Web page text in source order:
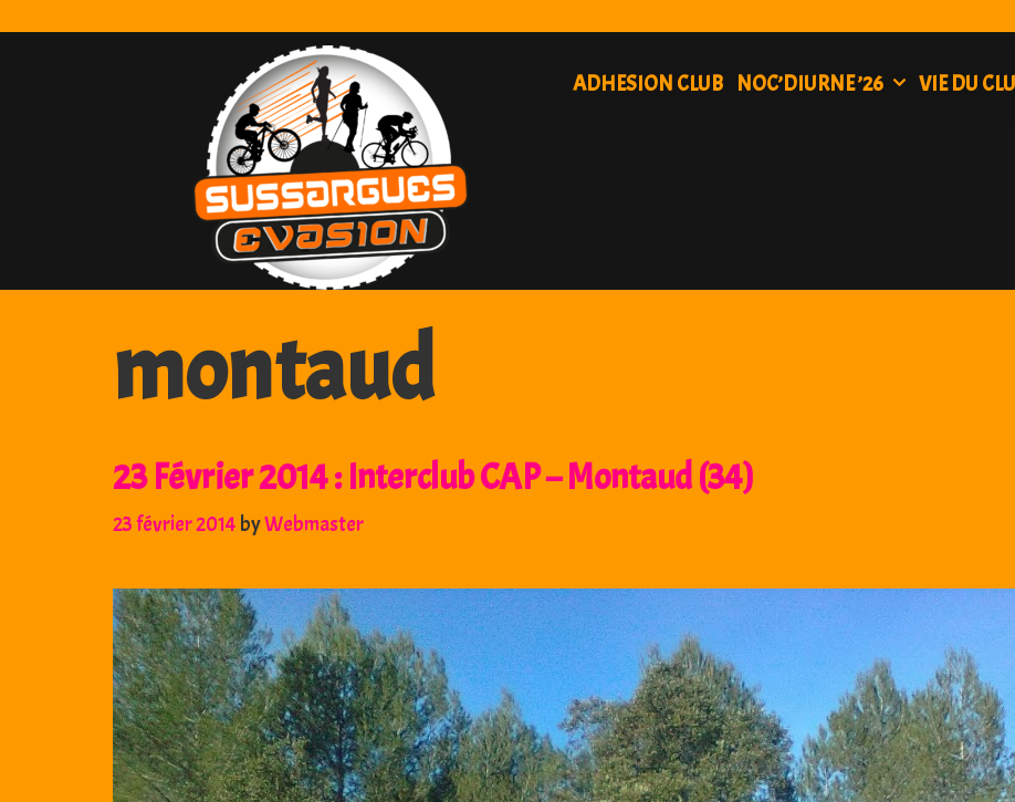
ADHESION CLUB NOC’DIURNE ’26 VIE DU
montaud
23 Février 2014 : Interclub CAP – Montaud (34)
23 février 2014 byWebmaster